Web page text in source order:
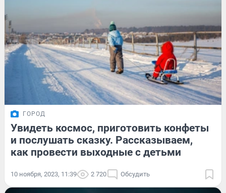
ГОРОД
Увидеть космос, приготовить конфеты
и послушать сказку. Рассказываем,
как провести выходные с детьми
10 ноября, 2023, 11:39 2 720 Обсудить